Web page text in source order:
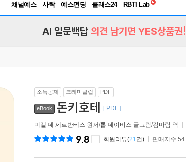
채널예스 사락 예스펀딩 클래스24
독서유형검사
AI 일문백답 의견 남기면 YES상품권!
소득공제 크레마클럽 PDF
eBook 돈키호테 [ PDF ]
미겔 데 세르반테스 원저/롭 데이비스 글그림/김마림 역
9.8 회원리뷰(21건) 판매지수 54